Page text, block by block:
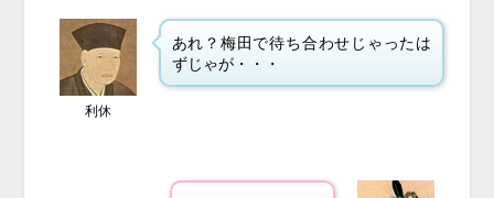
利休
あれ？梅田で待ち合わせじゃったは
ずじゃが・・・